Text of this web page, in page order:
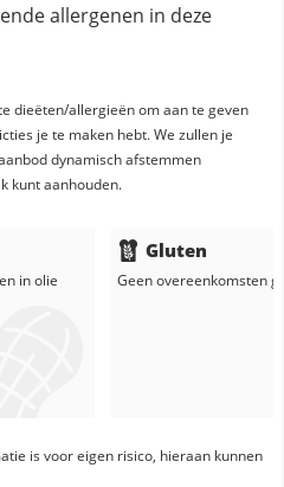
allergenen in deze
dieëten/allergieën om aan te geven
je te maken hebt. We zullen je
dynamisch afstemmen
kunt aanhouden.
inolie
Gluten
Geen overeenkomsten
is voor eigen risico, hieraan kunnen